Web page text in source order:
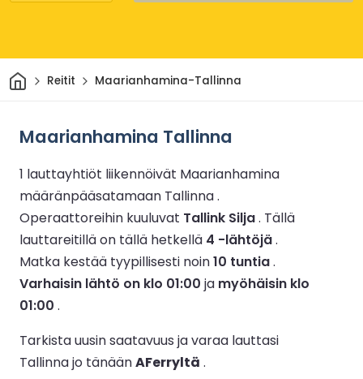
KotiinReitit Maarianhamina-Tallinna
Maarianhamina Tallinna
1 lauttayhtiöt liikennöivät Maarianhamina
määränpääsatamaan Tallinna .
Operaattoreihin kuuluvat Tallink Silja. Tällä
lauttareitillä on tällä hetkellä 4 -lähtöjä.
Matka kestää tyypillisesti noin10 tuntia.
Varhaisin lähtö on klo 01:00 ja myöhäisin klo
01:00 .
Tarkista uusin saatavuus ja varaa lauttasi
Tallinna jo tänäänAFerryltä .